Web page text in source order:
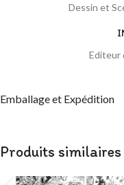
Dessin et
Editeur
Emballage et Expédition
Produits similaires